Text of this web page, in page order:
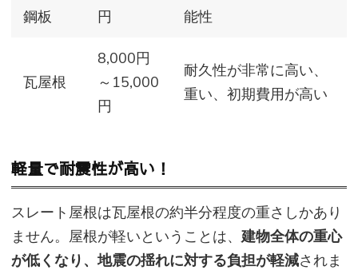
鋼板
円
能性
瓦屋根
8,000円
～15,000
円
耐久性が非常に高い、
重い、初期費用が高い
軽量で耐震性が高い！
スレート屋根は瓦屋根の約半分程度の重さしかあり
ません。屋根が軽いということは、建物全体の重心
が低くなり、地震の揺れに対する負担が軽減されま